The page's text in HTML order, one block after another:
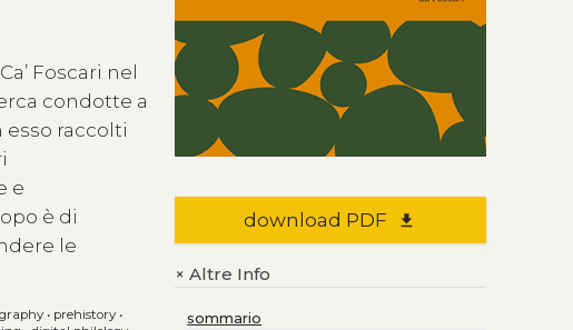
Foscari nel
condotte a
raccolti
e
è di
le
• prehistory •
download PDF file_download
+Altre Info
sommario